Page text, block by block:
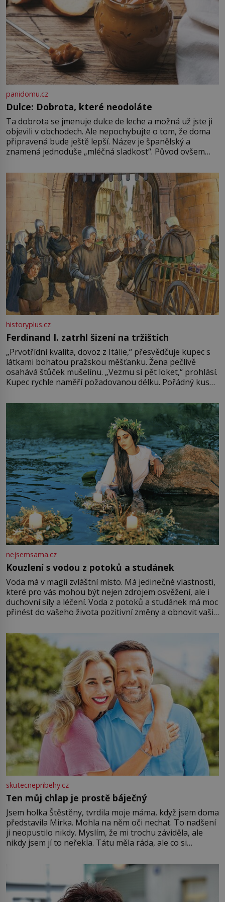
panidomu.cz
Dulce: Dobrota, které neodoláte
Ta dobrota se jmenuje dulce de leche a možná už jste ji
objevili v obchodech. Ale nepochybujte o tom, že doma
připravená bude ještě lepší. Název je španělský a
znamená jednoduše „mléčná sladkost“. Původ ovšem
pře hned několik latinskoamerických zemí a k tomu
Francie, kde se traduje,
historyplus.cz
Ferdinand I. zatrhl šizení na tržištích
„Prvotřídní kvalita, dovoz z Itálie,“ přesvědčuje kupec s
látkami bohatou pražskou měšťanku. Žena pečlivě
osahává štůček mušelínu. „Vezmu si pět loket,“ prohlásí.
Kupec rychle naměří požadovanou délku. Pořádný kus
milostpaní. Stačí jenom na sukni,“ zhodnotí švadlena
množství růžového mušelínu. „Ošidili vás, podívejte.“
Vezme do ruky dřevěnou
nejsemsama.cz
Kouzlení s vodou z potoků a studánek
Voda má v magii zvláštní místo. Má jedinečné vlastnosti,
které pro vás mohou být nejen zdrojem osvěžení, ale i
duchovní síly a léčení. Voda z potoků a studánek má moc
přinést do vašeho života pozitivní změny a obnovit vaši
můžete obohatit své rituály a přinést do svého života
větší harmonii a klid. Je důležité
skutecnepribehy.cz
Ten můj chlap je prostě báječný
Jsem holka Štěstěny, tvrdila moje máma, když jsem doma
představila Mirka. Mohla na něm oči nechat. To nadšení
ji neopustilo nikdy. Myslím, že mi trochu záviděla, ale
nikdy jsem jí to neřekla. Tátu měla ráda, ale co si
Jsme spolu moc rádi Tehdy byla jiná doba, když